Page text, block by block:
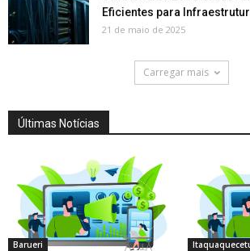
Eficientes para
21 de maio de 2025
Carregar mais
Últimas Notícias
Barueri